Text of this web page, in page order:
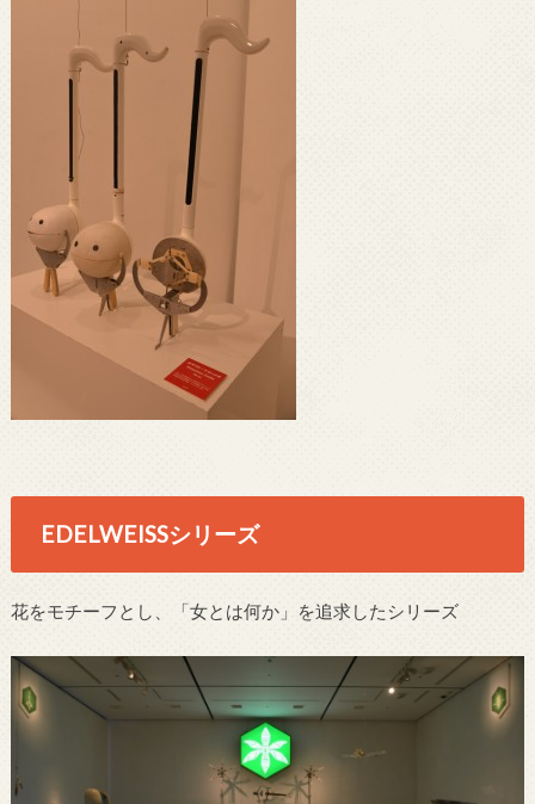
EDELWEISSシリーズ
花をモチーフとし、「女とは何か」を追求したシリーズ